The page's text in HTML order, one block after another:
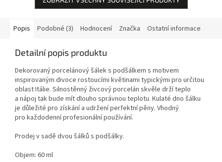
Popis Podobné (3) Hodnocení Značka Ostatní informace
Detailní popis produktu
Dekorovaný porcelánový šálek s podšálkem s motivem
inspirovaným divoce rostoucími květinami typickými pro určitou
oblast Itálie. Silnostěnný živcový porcelán skvěle drží teplo
a nápoj tak bude mít dlouho správnou teplotu. Kulaté dno šálku
je důležité pro získání a udržení perfektní pěny. Vhodný
pro každodenní profesionální používání.
Prodej v sadě dvou šálků s podšálky.
Objem: 60 ml